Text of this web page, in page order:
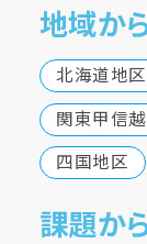
地域か
北海道地区
関東甲信
四国地区
課題か